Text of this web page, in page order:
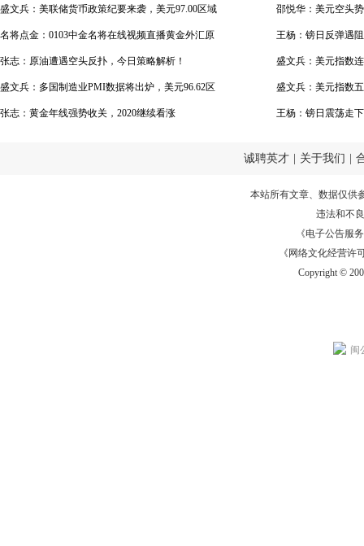
盛文兵：美联储货币政策纪要来袭，美元97.00区域
空
名将点金：0103中金名将在线视频直播黄金外汇原
油
张志：原油遭遇空头反扑，今日策略解析！
盛文兵：多国制造业PMI数据将出炉，美元96.62区
域空
张志：黄金年线强势收关，2020继续看涨
邵悦华：美元空头
王杨：镑日反弹遇
盛文兵：美元指数
头
盛文兵：美元指数
王杨：镑日震荡走
诚聘英才 关于我们
本站所有文章、数据仅供
违法和不
《电子公告服务
《网络文化经营许
Copyright ©
闽